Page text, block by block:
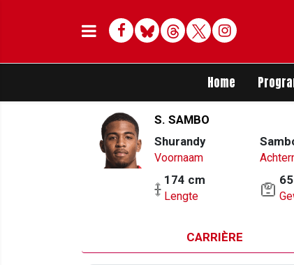
Facebook
BlueskyThreadsTwitterDelen op
Home
S. SAMBO
Shurandy
Voornaam
174 cm
Lengte
CARRIÈRE